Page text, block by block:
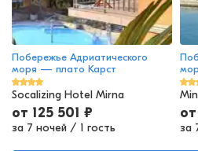
Побережье Адриатического
моря — плато Карст
Socalizing Hotel Mirna
от 125 501 ₽
за 7 ночей / 1 гость
от
за